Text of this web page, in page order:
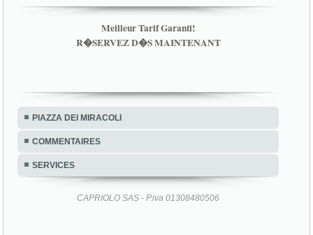
Meilleur Tarif Garanti!
R�SERVEZ D�S MAINTENANT
PIAZZA DEI MIRACOLI
COMMENTAIRES
SERVICES
CAPRIOLO SAS - P.iva 01308480506